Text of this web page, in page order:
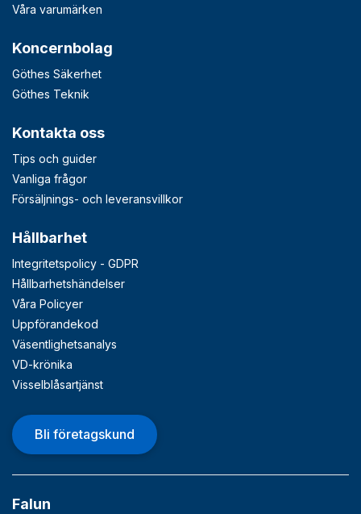
Våra varumärken
Koncernbolag
Göthes Säkerhet
Göthes Teknik
Kontakta oss
Tips och guider
Vanliga frågor
Försäljnings- och leveransvillkor
Hållbarhet
Integritetspolicy - GDPR
Hållbarhetshändelser
Våra Policyer
Uppförandekod
Väsentlighetsanalys
VD-krönika
Visselblåsartjänst
Bli företagskund
Falun